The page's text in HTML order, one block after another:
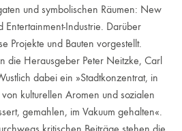
und symbolischen Räumen: New
Entertainment-Industrie. Darüber
Projekte und Bauten vorgestellt.
die Herausgeber Peter Neitzke, Carl
dabei ein »Stadtkonzentrat, in
kulturellen Aromen und sozialen
gemahlen, im Vakuum gehalten«.